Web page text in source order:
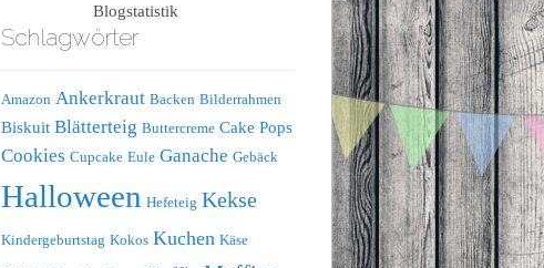
Blogstatistik
Schlagwörter
Amazon Ankerkraut Backen Bilderrahmen
Biskuit Blätterteig Buttercreme Cake Pops
Cookies Cupcake Eule Ganache Gebäck
Halloween Hefeteig Kekse
Kindergeburtstag Kokos Kuchen Käse